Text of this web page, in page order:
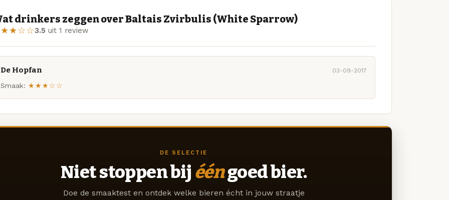
drinkers zeggen over Baltais Zvirbulis (White Sparrow)
3.5 uit 1 review
De Hopfan 03-09-2017
Smaak: ★★★☆☆
DE SELECTIE
Niet stoppen bij ééngoed bier.
Doe de smaaktest en ontdek welke bieren écht in jouw straatje